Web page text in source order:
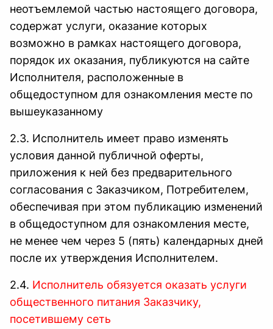
неотъемлемой частью настоящего договора,
содержат услуги, оказание которых
возможно в рамках настоящего договора,
порядок их оказания, публикуются на сайте
Исполнителя, расположенные в
общедоступном для ознакомления месте по
вышеуказанному
2.3. Исполнитель имеет право изменять
условия данной публичной оферты,
приложения к ней без предварительного
согласования с Заказчиком, Потребителем,
обеспечивая при этом публикацию изменений
в общедоступном для ознакомления месте,
не менее чем через 5 (пять) календарных дней
после их утверждения Исполнителем.
2.4. Исполнитель обязуется оказать услуги
общественного питания Заказчику,
посетившему сеть